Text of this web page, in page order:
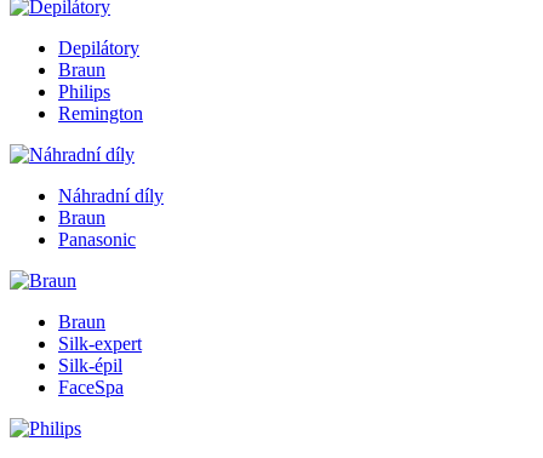
Depilátory
Braun
Philips
Remington
Náhradní díly
Braun
Panasonic
Braun
Silk-expert
Silk-épil
FaceSpa